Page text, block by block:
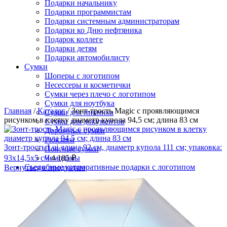
Подарки начальнику
Подарки программистам
Подарки системным администраторам
Подарки ко Дню нефтяника
Подарок коллеге
Подарки детям
Подарки автомобилисту
Сумки
Шоперы с логотипом
Несессеры и косметички
Сумки через плечо с логотипом
Сумки для ноутбука
Сумки для пикника
Сумки для документов
Дорожные сумки
Рюкзаки
Поясные сумки
Чемоданы
Съедобные корпоративные подарки с логотипом
Подарочные продуктовые наборы
Подарочные наборы с чаем
Наборы специй с логотипом
Упаковка
Подарочная упаковка
Главная /Каталог/Зонт-трость Magic с проявляющимся
рисунком в клетку диаметр купола 94,5 см; длина 83 см
Зонт-трость Lui длина 92 см, диаметр купола 111 см; упаковка:
93х14,5х5 см4 185₽
Вернуться к продуктам